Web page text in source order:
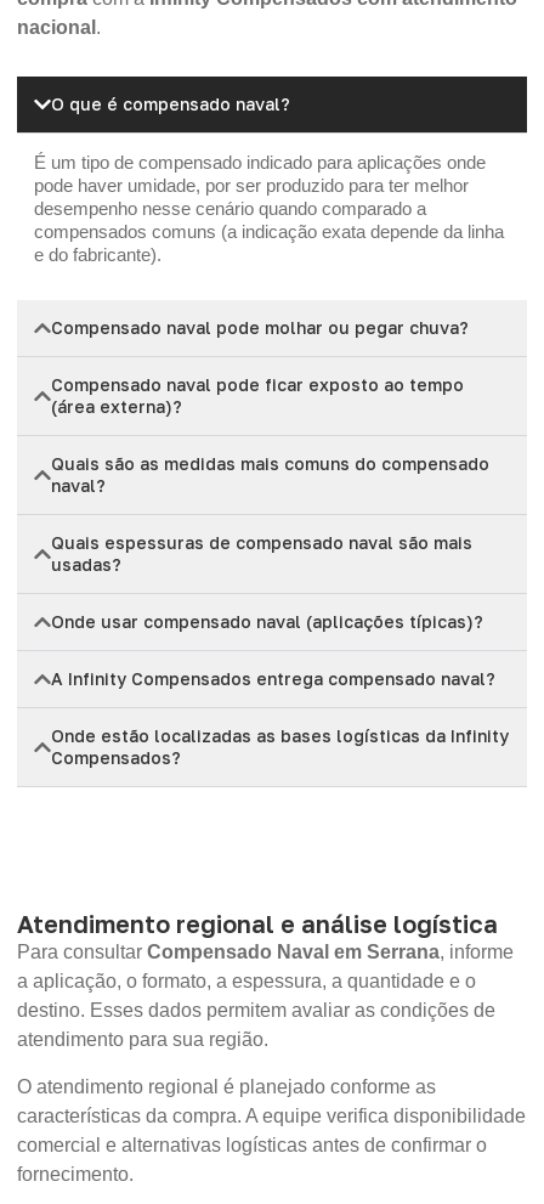
nacional .
O que é compensado naval?
É um tipo de compensado indicado para aplicações onde
pode haver umidade, por ser produzido para ter melhor
desempenho nesse cenário quando comparado a
compensados comuns (a indicação exata depende da linha
e do fabricante).
Compensado naval pode molhar ou pegar chuva?
Compensado naval pode ficar exposto ao tempo
(área externa)?
Quais são as medidas mais comuns do compensado
naval?
Quais espessuras de compensado naval são mais
usadas?
Onde usar compensado naval (aplicações típicas)?
A Infinity Compensados entrega compensado naval?
Onde estão localizadas as bases logísticas da Infinity
Compensados?
Atendimento regional e análise logística
Para consultar Compensado Naval em Serrana, informe
a aplicação, o formato, a espessura, a quantidade e o
destino. Esses dados permitem avaliar as condições de
atendimento para sua região.
O atendimento regional é planejado conforme as
características da compra. A equipe verifica disponibilidade
comercial e alternativas logísticas antes de confirmar o
fornecimento.